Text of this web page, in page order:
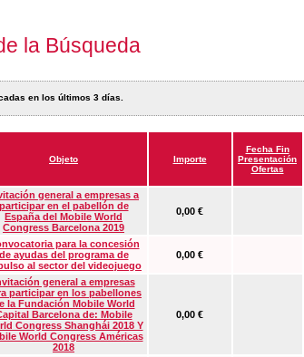
la Búsqueda
en los últimos 3 días.
Objeto Importe
Fecha Fin
Presentación
Ofertas
general a empresas a
participar en el pabellón de
España del Mobile World
Congress Barcelona 2019
0,00 €
para la concesión
de ayudas del programa de
al sector del videojuego
0,00 €
general a empresas
participar en los pabellones
la Fundación Mobile World
Barcelona de: Mobile
Congress Shanghái 2018 Y
World Congress Américas
2018
0,00 €